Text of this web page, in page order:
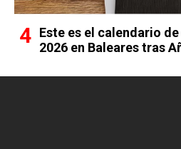
Este es el calendario
2026 en Baleares tras